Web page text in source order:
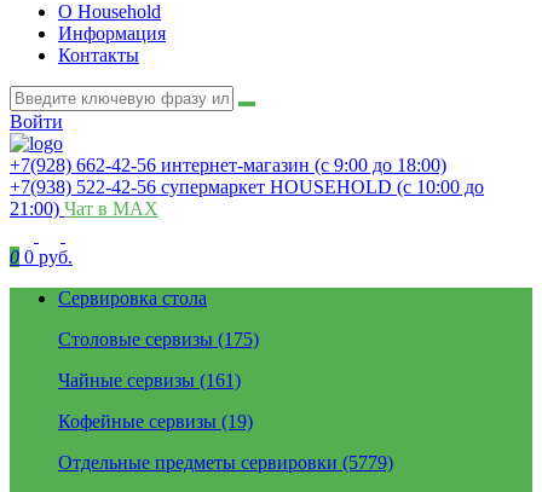
О Household
Информация
Контакты
Войти
+7(928) 662-42-56 интернет-магазин (с 9:00 до 18:00)
+7(938) 522-42-56 супермаркет HOUSEHOLD (с 10:00 до
21:00) Чат в MAX
0 0 руб.
Сервировка стола
Столовые сервизы (175)
Чайные сервизы (161)
Кофейные сервизы (19)
Отдельные предметы сервировки (5779)